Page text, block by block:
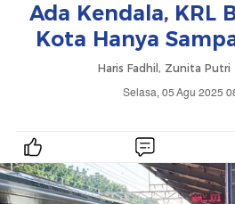
Ada Kendala, KRL
Kota Hanya
Haris Fadhil, Zunita Putri
Selasa, 05 Agu 2025